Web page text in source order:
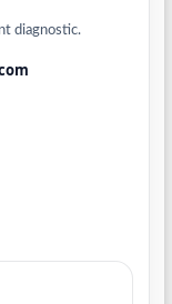
diagnostic.